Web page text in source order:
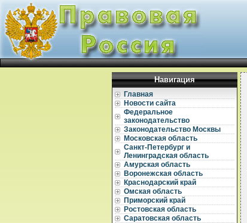
Навигация
Главная
Новости сайта
Федеральное
законодательство
Законодательство Москвы
Московская область
Санкт-Петербург и
Ленинградская область
Амурская область
Воронежская область
Краснодарский край
Омская область
Приморский край
Ростовская область
Саратовская область